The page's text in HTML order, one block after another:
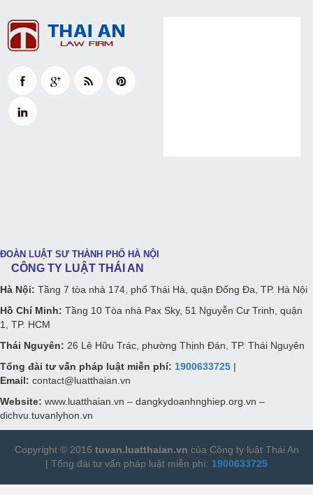
ĐOÀN LUẬT SƯ THÀNH PHỐ HÀ NỘI
CÔNG TY LUẬT THÁI AN
Hà Nội: Tầng 7 tòa nhà 174, phố Thái Hà, quận Đống Đa, TP. Hà Nội
Hồ Chí Minh: Tầng 10 Tòa nhà Pax Sky, 51 Nguyễn Cư Trinh, quận
1, TP. HCM
Thái Nguyên: 26 Lê Hữu Trác, phường Thịnh Đán, TP. Thái Nguyên
Tổng đài tư vấn pháp luật miễn phí: 1900633725 |
Email: contact@luatthaian.vn
Website: www.luatthaian.vn – dangkydoanhnghiep.org.vn –
dichvu.tuvanlyhon.vn
Copyright © 2016 tuvan.luatthaian.vn của Công ty luật Thái An
| Tổng đài tư vấn pháp luật miễn phí: 1900633725